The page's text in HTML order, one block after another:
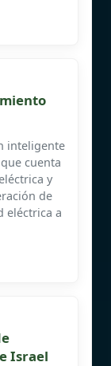
inteligente
cuenta
y
de
eléctrica a
Israel